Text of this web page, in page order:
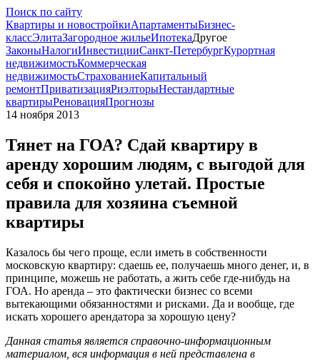
Поиск по сайту
Квартиры и новостройкиАпартаментыБизнес-
классЭлитаЗагородное жильеИпотекаДругое
ЗаконыНалогиИнвестицииСанкт-ПетербургКурортная
недвижимостьКоммерческая
недвижимостьСтрахованиеКапитальный
ремонтПриватизацияРиэлторыНестандартные
квартирыРеновацияПрогнозы
14 ноября 2013
Тянет на ГОА? Сдай квартиру в
аренду хорошим людям, с выгодой для
себя и спокойно улетай. Простые
правила для хозяина съемной
квартиры
Казалось бы чего проще, если иметь в собственности
московскую квартиру: сдаешь ее, получаешь много денег, и, в
принципе, можешь не работать, а жить себе где-нибудь на
ГОА. Но аренда – это фактически бизнес со всеми
вытекающими обязанностями и рисками. Да и вообще, где
искать хорошего арендатора за хорошую цену?
Данная статья является справочно-информационным
материалом, вся информация в ней представлена в